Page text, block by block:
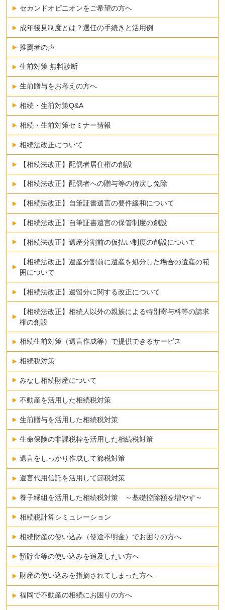
セカンドオピニオンをご希望の方へ
成年後見制度とは？選任の手続きと活用例
推薦者の声
生前対策 無料診断
生前贈与をお考えの方へ
相続・生前対策Q&A
相続・生前対策セミナー情報
相続法改正について
【相続法改正】配偶者居住権の創設
【相続法改正】配偶者への贈与等の持戻し免除
【相続法改正】自筆証書遺言の要件緩和について
【相続法改正】自筆証書遺言の保管制度の創設
【相続法改正】遺産分割前の仮払い制度の創設について
【相続法改正】遺産分割前に遺産を処分した場合の遺産の範
囲について
【相続法改正】遺留分に関する改正について
【相続法改正】相続人以外の親族による特別寄与料等の請求
権の創設
相続生前対策（遺言作成等）で提供できるサービス
相続税対策
みなし相続財産について
不動産を活用した相続税対策
生前贈与を活用した相続税対策
生命保険の非課税枠を活用した相続税対策
遺言をしっかり作成して節税対策
遺言代用信託を活用して節税対策
養子縁組を活用した相続税対策 ～基礎控除額を増やす～
相続税計算シミュレーション
相続財産の使い込み（使途不明金）でお困りの方へ
預貯金等の使い込みを追及したい方へ
財産の使い込みを指摘されてしまった方へ
福岡で不動産の相続にお困りの方へ